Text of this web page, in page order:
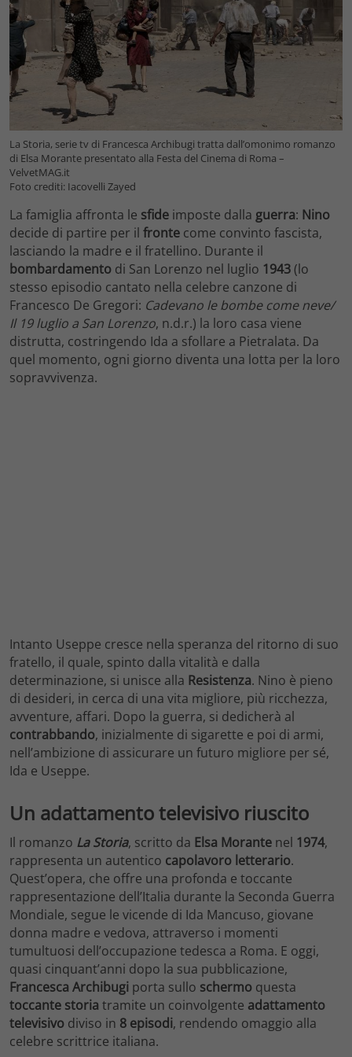
La Storia, serie tv di Francesca Archibugi tratta dall’omonimo romanzo
di Elsa Morante presentato alla Festa del Cinema di Roma –
VelvetMAG.it
Foto crediti: Iacovelli Zayed
La famiglia affronta le sfide imposte dalla guerra: Nino
decide di partire per il fronte come convinto fascista,
lasciando la madre e il fratellino. Durante il
bombardamento di San Lorenzo nel luglio 1943(lo
stesso episodio cantato nella celebre canzone di
Francesco De Gregori: Cadevano le bombe come neve/
Il 19 luglio a San Lorenzo, n.d.r.) la loro casa viene
distrutta, costringendo Ida a sfollare a Pietralata. Da
quel momento, ogni giorno diventa una lotta per la loro
sopravvivenza.
Intanto Useppe cresce nella speranza del ritorno di suo
fratello, il quale, spinto dalla vitalità e dalla
determinazione, si unisce alla Resistenza. Nino è pieno
di desideri, in cerca di una vita migliore, più ricchezza,
avventure, affari. Dopo la guerra, si dedicherà al
contrabbando, inizialmente di sigarette e poi di armi,
nell’ambizione di assicurare un futuro migliore per sé,
Ida e Useppe.
Un adattamento televisivo riuscito
Il romanzo La Storia, scritto da Elsa Morante nel 1974,
rappresenta un autentico capolavoro letterario.
Quest’opera, che offre una profonda e toccante
rappresentazione dell’Italia durante la Seconda Guerra
Mondiale, segue le vicende di Ida Mancuso, giovane
donna madre e vedova, attraverso i momenti
tumultuosi dell’occupazione tedesca a Roma. E oggi,
quasi cinquant’anni dopo la sua pubblicazione,
Francesca Archibugi porta sullo schermo questa
toccante storia tramite un coinvolgente adattamento
televisivo diviso in 8 episodi, rendendo omaggio alla
celebre scrittrice italiana.